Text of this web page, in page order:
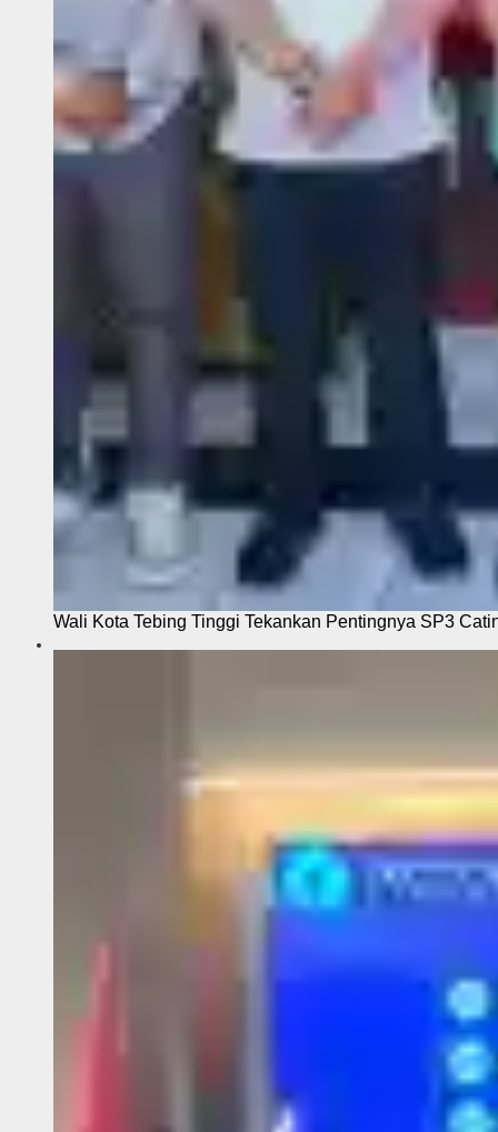
Wali Kota Tebing Tinggi Tekankan Pentingnya SP3